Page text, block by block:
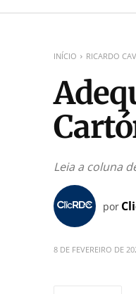
INÍCIO RICARDO
Leia a coluna
por
8 DE FEVEREIRO DE